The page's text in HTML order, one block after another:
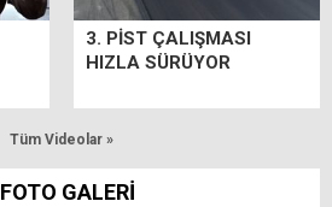
3. PİST ÇALIŞMASI
HIZLA SÜRÜYOR
Tüm Videolar »
FOTO GALERİ